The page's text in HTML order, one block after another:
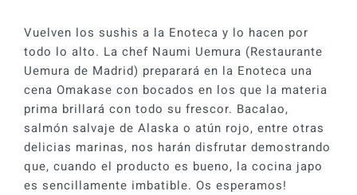
Vuelven los sushis a la Enoteca y lo hacen por
todo lo alto. La chef Naumi Uemura (Restaurante
Uemura de Madrid) preparará en la Enoteca una
cena Omakase con bocados en los que la materia
prima brillará con todo su frescor. Bacalao,
salmón salvaje de Alaska o atún rojo, entre otras
delicias marinas, nos harán disfrutar demostrando
que, cuando el producto es bueno, la cocina japo
es sencillamente imbatible. Os esperamos!